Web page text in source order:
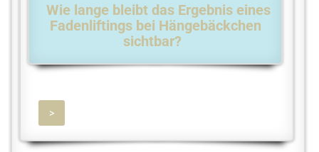
Wie lange bleibt das Ergebnis eines
Fadenliftings bei Hängebäckchen
sichtbar?
>